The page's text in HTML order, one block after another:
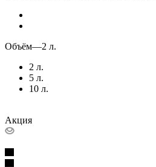
Объём—2 л.
2 л.
5 л.
10 л.
Акция